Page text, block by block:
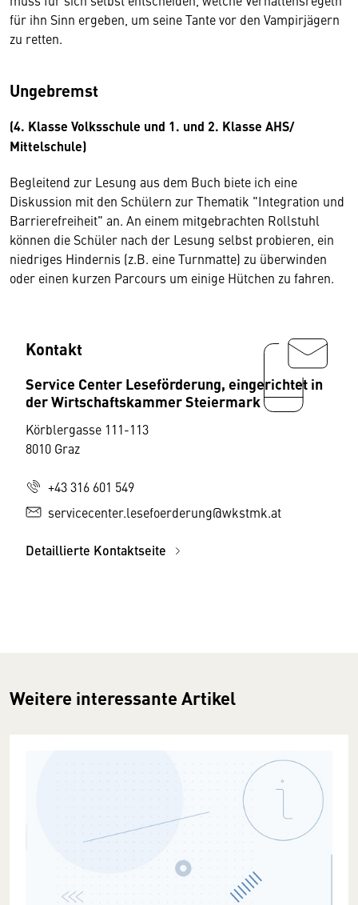
für ihn Sinn ergeben, um seine Tante vor den Vampirjägern
zu retten.
Ungebremst
(4. Klasse Volksschule und 1. und 2. Klasse AHS/
Mittelschule)
Begleitend zur Lesung aus dem Buch biete ich eine
Diskussion mit den Schülern zur Thematik "Integration und
Barrierefreiheit" an. An einem mitgebrachten Rollstuhl
können die Schüler nach der Lesung selbst probieren, ein
niedriges Hindernis (z.B. eine Turnmatte) zu überwinden
oder einen kurzen Parcours um einige Hütchen zu fahren.
Kontakt
Service Center Leseförderung, eingerichtet in
der Wirtschaftskammer Steiermark
Körblergasse 111-113
8010 Graz
+43 316 601 549
servicecenter.lesefoerderung@wkstmk.at
Detaillierte Kontaktseite
Weitere interessante Artikel